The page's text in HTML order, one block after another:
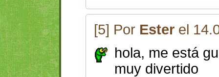
[5] Por Ester el
hola, me está
muy divertido